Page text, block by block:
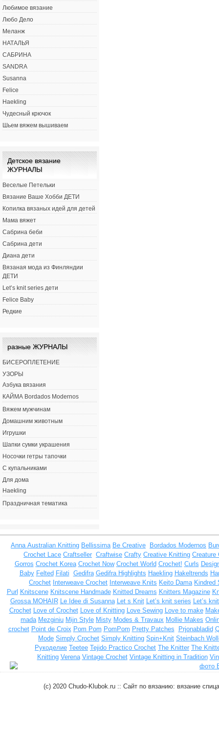
Любимое вязание
Любо Дело
Меланж
НАТАЛЬЯ
САБРИНА
SANDRA
Susanna
Felice
Haekling
Чудесный крючок
Шьем вяжем вышиваем
Детское вязание
ЖУРНАЛЫ
Веселые Петельки
Вязание Ваше Хобби ДЕТИ
Копилка вязаных идей для детей
Мама вяжет
Сабрина беби
Сабрина дети
Диана дети
Вязаная мода из Финляндии
ДЕТИ
Let’s knit series дети
Felice Baby
Редкие
разные ЖУРНАЛЫ
БИСЕРОПЛЕТЕНИЕ
УЗОРЫ
Азбука вязания
КАЙМА Bordados Modernos
Вяжем мужчинам
Домашним животным
Игрушки
Шапки сумки украшения
Носочки гетры тапочки
С купальниками
Для дома
Haekling
Праздничная тематика
Anna Australian Knitting Bellissima Be Creative Bordados Modernos
Crochet Lace Craftseller Craftwise Crafty Creative Knitting Creature
Gorros Crochet Korea Crochet Now Crochet World Crochet! Curls
Baby Felted Filati Gedifra Gedifra Highlights Haekling Hakeltrends
Crochet Interweave Crochet Interweave Knits Keito Dama Kindred
Purl Knitscene Knitscene Handmade Knitted Dreams Knitters Magazine
Grossa MOHAIR Le Idee di Susanna Let s Knit Let’s knit series Let’s
Crochet Love of Crochet Love of Knitting Love Sewing Love to make
mada Mezginiu Mijn Style Misty Modes & Travaux Mollie Makes
crochet Point de Croix Pom Pom PomPom Pretty Patches Prjonabladid
Mode Simply Crochet Simply Knitting Spin+Knit Steinbach
Рукоделие Teetee Tejido Practico Crochet The Knitter The
Knitting Verena Vintage Crochet Vintage Knitting in Tradition
(c) 2020 Chudo-Klubok.ru :: Сайт по вязанию: вязание